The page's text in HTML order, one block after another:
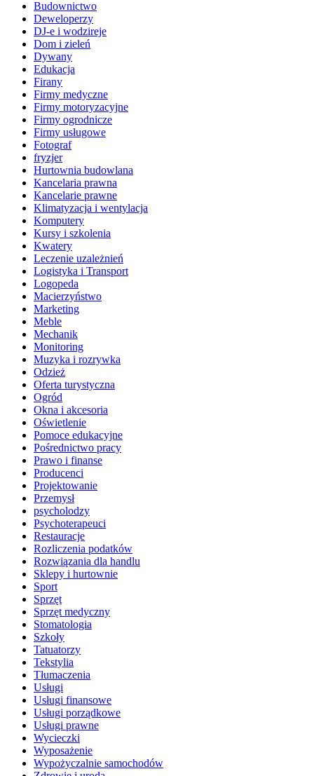
Budownictwo
Deweloperzy
DJ-e i wodzireje
Dom i zieleń
Dywany
Edukacja
Firany
Firmy medyczne
Firmy motoryzacyjne
Firmy ogrodnicze
Firmy usługowe
Fotograf
fryzjer
Hurtownia budowlana
Kancelaria prawna
Kancelarie prawne
Klimatyzacja i wentylacja
Komputery
Kursy i szkolenia
Kwatery
Leczenie uzależnień
Logistyka i Transport
Logopeda
Macierzyństwo
Marketing
Meble
Mechanik
Monitoring
Muzyka i rozrywka
Odzież
Oferta turystyczna
Ogród
Okna i akcesoria
Oświetlenie
Pomoce edukacyjne
Pośrednictwo pracy
Prawo i finanse
Producenci
Projektowanie
Przemysł
psycholodzy
Psychoterapeuci
Restauracje
Rozliczenia podatków
Rozwiązania dla handlu
Sklepy i hurtownie
Sport
Sprzęt
Sprzęt medyczny
Stomatologia
Szkoły
Tatuatorzy
Tekstylia
Tłumaczenia
Usługi
Usługi finansowe
Usługi porządkowe
Usługi prawne
Wycieczki
Wyposażenie
Wypożyczalnie samochodów